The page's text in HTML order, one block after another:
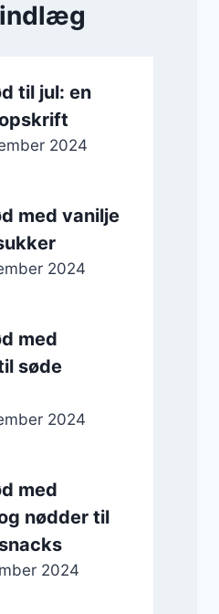
til jul: en
2024
med vanilje
2024
med
søde
2024
med
nødder til
2024